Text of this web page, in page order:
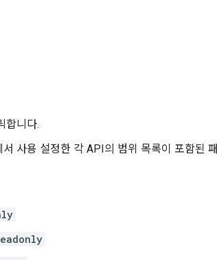
합니다.
사용 설정한 각 API의 범위 목록이 포함된 패